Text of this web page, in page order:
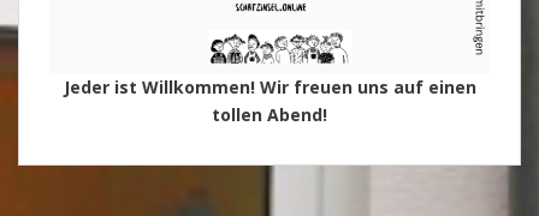
Jeder ist Willkommen! Wir freuen uns auf einen
tollen Abend!